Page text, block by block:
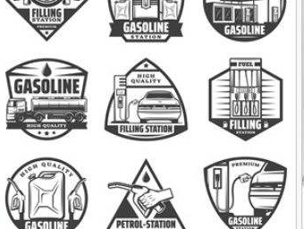
سیب سبز در دست
32